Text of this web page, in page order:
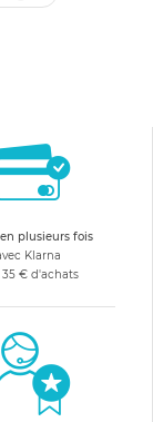
plusieurs fois
Klarna
35 € d'achats